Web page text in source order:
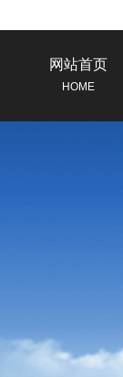
网站首页
HOME